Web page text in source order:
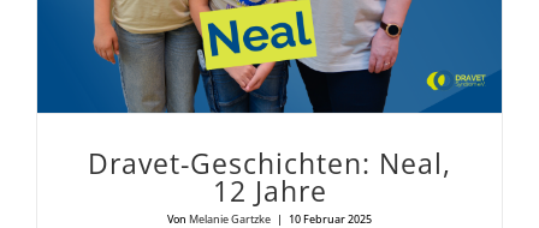
Dra­vet-Geschich­ten: Neal,
12 Jah­re
Von Melanie Gartzke | 10 Februar 2025